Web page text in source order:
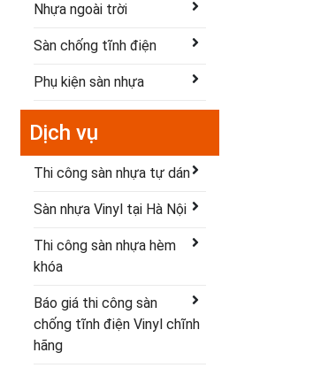
Nhựa ngoài trời
Sàn chống tĩnh điện
Phụ kiện sàn nhựa
Dịch vụ
Thi công sàn nhựa tự dán
Sàn nhựa Vinyl tại Hà Nội
Thi công sàn nhựa hèm
khóa
Báo giá thi công sàn
chống tĩnh điện Vinyl chĩnh
hãng